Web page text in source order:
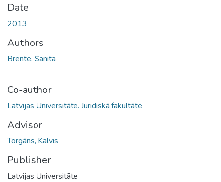
Date
2013
Authors
Brente, Sanita
Co-author
Latvijas Universitāte. Juridiskā fakultāte
Advisor
Torgāns, Kalvis
Publisher
Latvijas Universitāte